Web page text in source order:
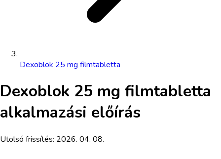
Dexoblok 25 mg filmtabletta
Dexoblok 25 mg filmtabletta
alkalmazási előírás
Utolsó frissítés: 2026. 04. 08.